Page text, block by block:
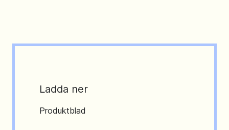
Ladda ner
Produktblad